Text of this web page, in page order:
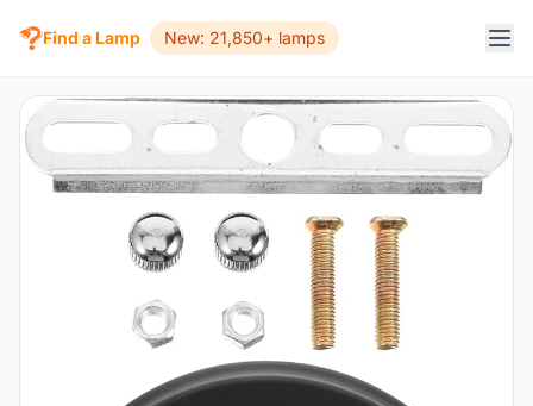
Find a Lamp New: 21,850+ lamps